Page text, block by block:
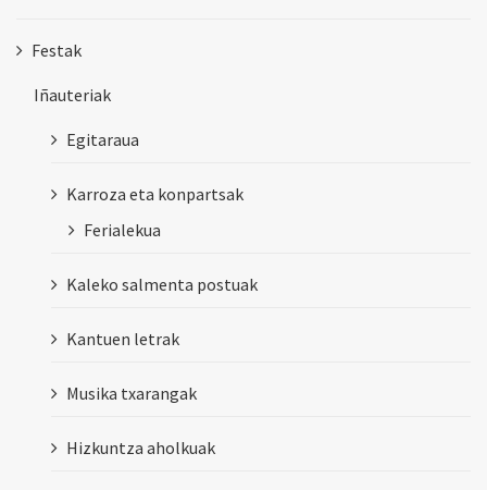
Festak
Iñauteriak
Egitaraua
Karroza eta konpartsak
Ferialekua
Kaleko salmenta postuak
Kantuen letrak
Musika txarangak
Hizkuntza aholkuak